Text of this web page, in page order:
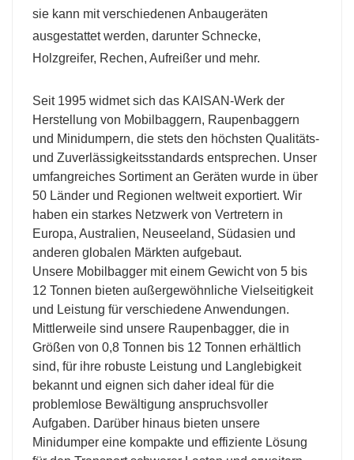
sie kann mit verschiedenen Anbaugeräten
ausgestattet werden, darunter Schnecke,
Holzgreifer, Rechen, Aufreißer und mehr.
Seit 1995 widmet sich das KAISAN-Werk der
Herstellung von Mobilbaggern, Raupenbaggern
und Minidumpern, die stets den höchsten Qualitäts-
und Zuverlässigkeitsstandards entsprechen. Unser
umfangreiches Sortiment an Geräten wurde in über
50 Länder und Regionen weltweit exportiert. Wir
haben ein starkes Netzwerk von Vertretern in
Europa, Australien, Neuseeland, Südasien und
anderen globalen Märkten aufgebaut.
Unsere Mobilbagger mit einem Gewicht von 5 bis
12 Tonnen bieten außergewöhnliche Vielseitigkeit
und Leistung für verschiedene Anwendungen.
Mittlerweile sind unsere Raupenbagger, die in
Größen von 0,8 Tonnen bis 12 Tonnen erhältlich
sind, für ihre robuste Leistung und Langlebigkeit
bekannt und eignen sich daher ideal für die
problemlose Bewältigung anspruchsvoller
Aufgaben. Darüber hinaus bieten unsere
Minidumper eine kompakte und effiziente Lösung